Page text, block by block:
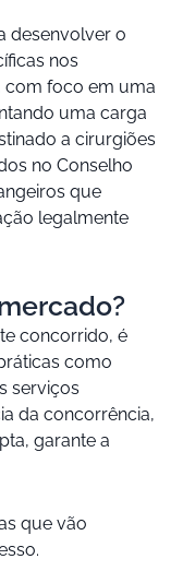
desenvolver o
nos
com foco em uma
uma carga
a cirurgiões
no Conselho
que
legalmente
concorrido, é
como
serviços
da concorrência,
garante a
que vão